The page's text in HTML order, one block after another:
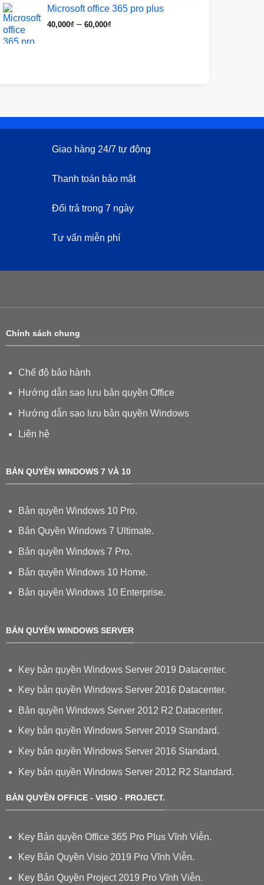
50,000₫
Microsoft office 365 pro plus
40,000₫ – 60,000₫
Giao hàng 24/7 tự động
Thanh toán bảo mật
Đổi trả trong 7 ngày
Tư vấn miễn phí
Chính sách chung
Chế độ bảo hành
Hướng dẫn sao lưu bản quyền Office
Hướng dẫn sao lưu bản quyền Windows
Liên hệ
BẢN QUYỀN WINDOWS 7 VÀ 10
Bản quyền Windows 10 Pro.
Bản Quyền Windows 7 Ultimate.
Bản quyền Windows 7 Pro.
Bản quyền Windows 10 Home.
Bản quyền Windows 10 Enterprise.
BẢN QUYỀN WINDOWS SERVER
Key bản quyền Windows Server 2019 Datacenter.
Key bản quyền Windows Server 2016 Datacenter.
Bản quyền Windows Server 2012 R2 Datacenter.
Key bản quyền Windows Server 2019 Standard.
Key bản quyền Windows Server 2016 Standard.
Key bản quyền Windows Server 2012 R2 Standard.
BẢN QUYỀN OFFICE - VISIO - PROJECT.
Key Bản quyền Office 365 Pro Plus Vĩnh Viễn.
Key Bản Quyền Visio 2019 Pro Vĩnh Viễn.
Key Bản Quyền Project 2019 Pro Vĩnh Viễn.